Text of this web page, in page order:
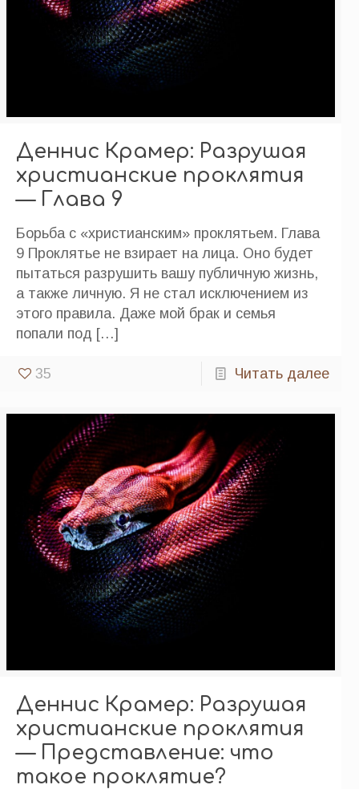
Деннис Крамер: Разрушая
христианские проклятия
— Глава 9
Борьба с «христианским» проклятьем. Глава
9 Проклятье не взирает на лица. Оно будет
пытаться разрушить вашу публичную жизнь,
а также личную. Я не стал исключением из
этого правила. Даже мой брак и семья
попали под […]
35 Читать далее
Деннис Крамер: Разрушая
христианские проклятия
— Представление: что
такое проклятие?